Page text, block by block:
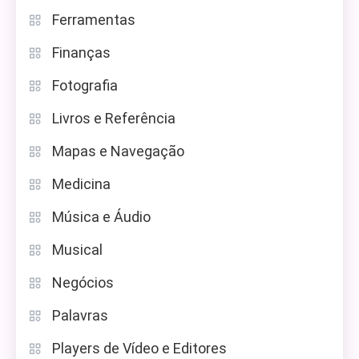
Ferramentas
Finanças
Fotografia
Livros e Referência
Mapas e Navegação
Medicina
Música e Áudio
Musical
Negócios
Palavras
Players de Vídeo e Editores